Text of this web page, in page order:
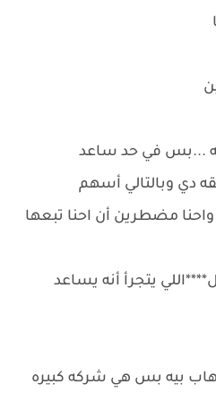
...بس في حد ساعد
دي وبالتالي أسهم
مضطرين أن احنا تبعها
يتجرأ أنه يساعد
بيه بس هي شركه كبيره